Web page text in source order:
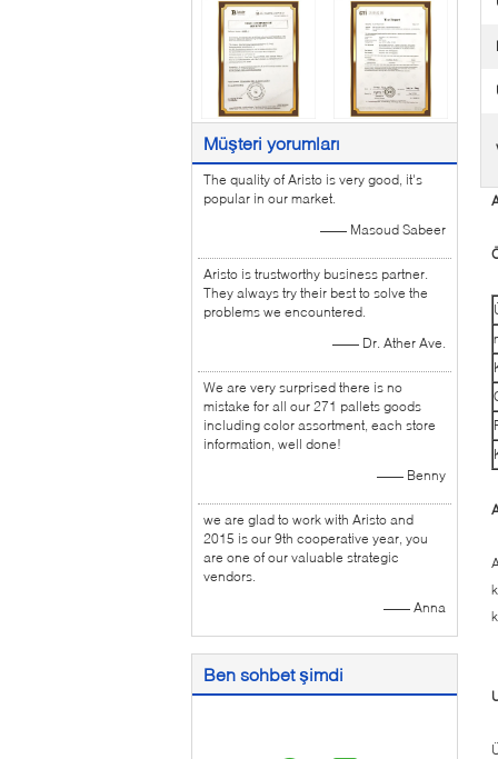
Müşteri yorumları
The quality of Aristo is very good, it's
popular in our market.
—— Masoud Sabeer
Aristo is trustworthy business partner.
They always try their best to solve the
problems we encountered.
—— Dr. Ather Ave.
We are very surprised there is no
mistake for all our 271 pallets goods
including color assortment, each store
information, well done!
—— Benny
we are glad to work with Aristo and
2015 is our 9th cooperative year, you
are one of our valuable strategic
vendors.
—— Anna
Ben sohbet şimdi